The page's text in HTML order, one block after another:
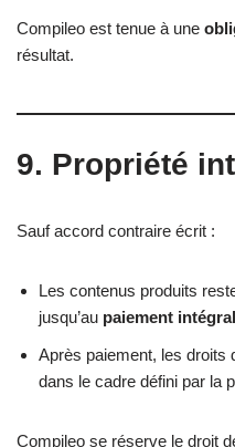
Compileo est tenue à une
résultat.
9. Propriété
Sauf accord contraire écrit :
Les contenus produits
jusqu’au paiement intégral
Après paiement, les droits
dans le cadre défini par la
Compileo se réserve le droit